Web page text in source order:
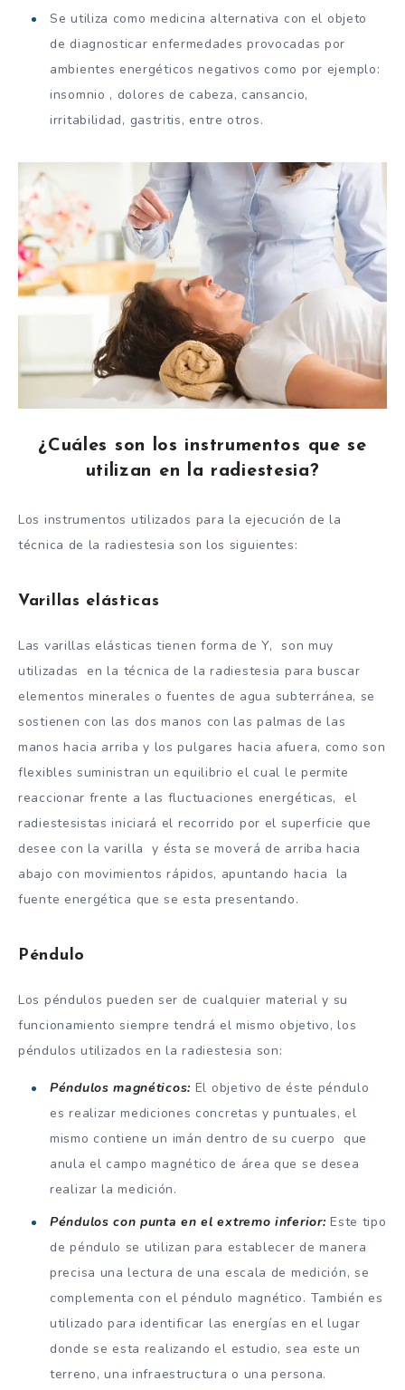
Se utiliza como medicina alternativa con el objeto
de diagnosticar enfermedades provocadas por
ambientes energéticos negativos como por ejemplo:
insomnio , dolores de cabeza, cansancio,
irritabilidad, gastritis, entre otros.
¿Cuáles son los instrumentos que se
utilizan en la radiestesia?
Los instrumentos utilizados para la ejecución de la
técnica de la radiestesia son los siguientes:
Varillas elásticas
Las varillas elásticas tienen forma de Y, son muy
utilizadas en la técnica de la radiestesia para buscar
elementos minerales o fuentes de agua subterránea, se
sostienen con las dos manos con las palmas de las
manos hacia arriba y los pulgares hacia afuera, como son
flexibles suministran un equilibrio el cual le permite
reaccionar frente a las fluctuaciones energéticas, el
radiestesistas iniciará el recorrido por el superficie que
desee con la varilla y ésta se moverá de arriba hacia
abajo con movimientos rápidos, apuntando hacia la
fuente energética que se esta presentando.
Péndulo
Los péndulos pueden ser de cualquier material y su
funcionamiento siempre tendrá el mismo objetivo, los
péndulos utilizados en la radiestesia son:
Péndulos magnéticos: El objetivo de éste péndulo
es realizar mediciones concretas y puntuales, el
mismo contiene un imán dentro de su cuerpo que
anula el campo magnético de área que se desea
realizar la medición.
Péndulos con punta en el extremo inferior: Este tipo
de péndulo se utilizan para establecer de manera
precisa una lectura de una escala de medición, se
complementa con el péndulo magnético. También es
utilizado para identificar las energías en el lugar
donde se esta realizando el estudio, sea este un
terreno, una infraestructura o una persona.